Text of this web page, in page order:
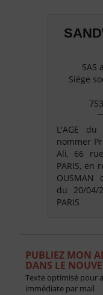
SAS
Siège
L'AGE
nommer
Ali, 66
PARIS, en
OUSMAN
du 20/04/
PARIS
PUBLIEZ MON
DANS LE
Texte optimisé pour
immédiate par mail